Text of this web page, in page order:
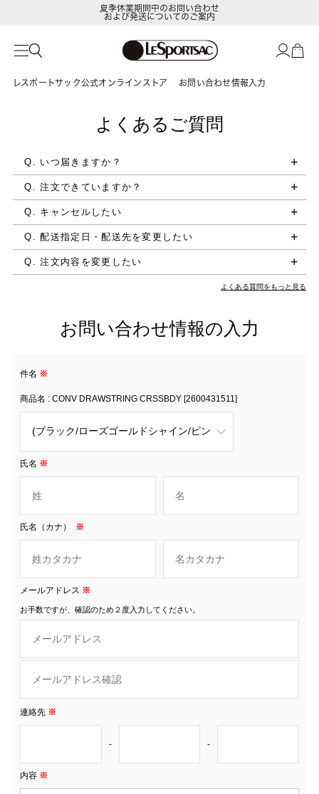
夏季休業期間中のお問い合わせ
および発送についてのご案内
レスポートサック公式オンラインストア お問い合わせ情報入力
よくあるご質問
Q. いつ届きますか？
Q. 注文できていますか？
Q. キャンセルしたい
Q. 配送指定日・配送先を変更したい
Q. 注文内容を変更したい
よくある質問をもっと見る
お問い合わせ情報の入力
件名 ※
商品名 : CONV DRAWSTRING CRSSBDY [2600431511]
氏名 ※
氏名（カナ） ※
メールアドレス ※
お手数ですが、確認のため２度入力してください。
連絡先 ※
- -
内容 ※